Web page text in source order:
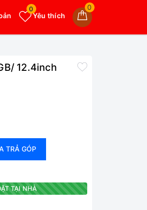
0
Yêu thích
0
12.4inch
TRẢ GÓP
TẠI NHÀ